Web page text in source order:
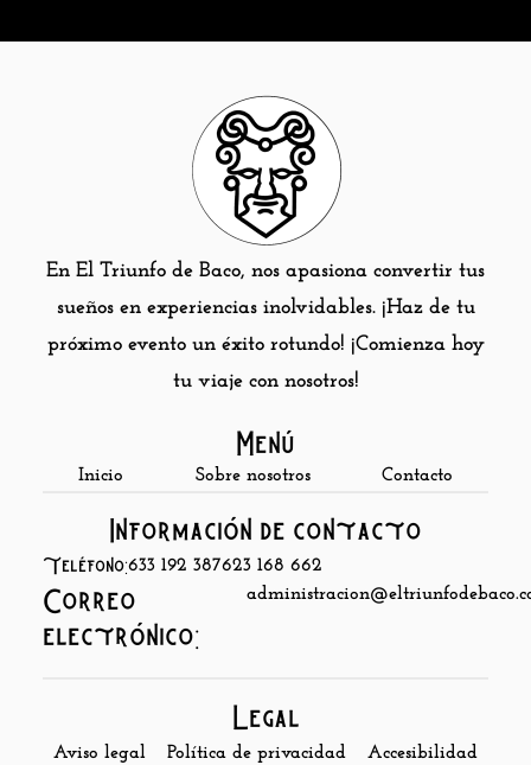
En El Triunfo de Baco, nos apasiona convertir tus
sueños en experiencias inolvidables. ¡Haz de tu
próximo evento un éxito rotundo! ¡Comienza hoy
tu viaje con nosotros!
Menú
Inicio Sobre nosotros Contacto
Información de contacto
Teléfono:633 192 387623 168 662
Correo
electrónico:
Legal
Aviso legal Política de privacidad Accesibilidad